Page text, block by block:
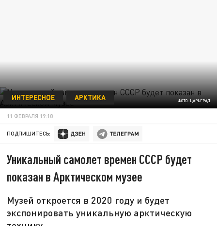
ФОТО: ЦАРЬГРАД
ИНТЕРЕСНОЕ АРКТИКА
11 ФЕВРАЛЯ 19:18
ПОДПИШИТЕСЬ:
Уникальный самолет времен СССР будет
показан в Арктическом музее
Музей откроется в 2020 году и будет
экспонировать уникальную арктическую